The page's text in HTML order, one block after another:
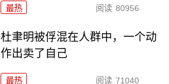
最热 阅读 80956
杜聿明被俘混在人群中，一个动
作出卖了自己
最热 阅读 71040